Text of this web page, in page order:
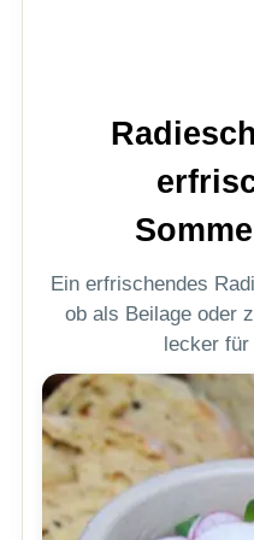
Ein erfrischendes
ob als Beilage oder
lecker